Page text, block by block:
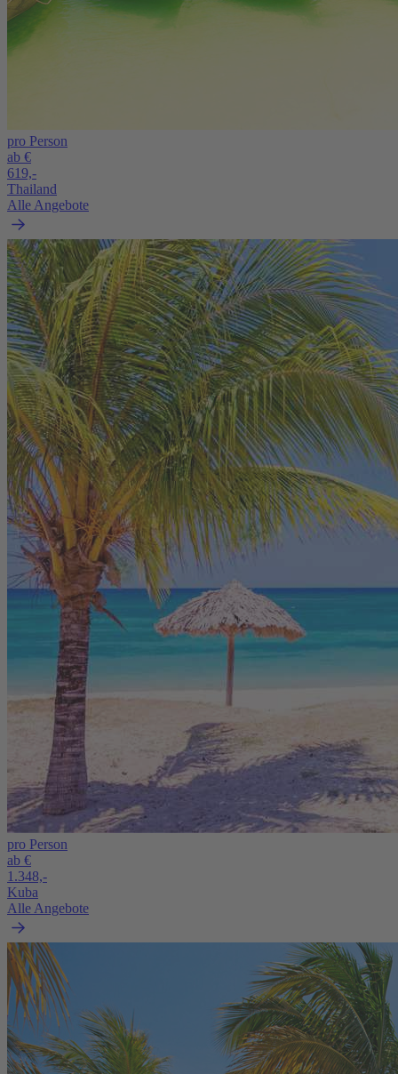
pro Person
ab €
619,-
Thailand
Alle Angebote
pro Person
ab €
1.348,-
Kuba
Alle Angebote